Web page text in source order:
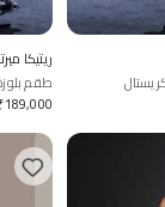
ريتيكا
طقم
189,000